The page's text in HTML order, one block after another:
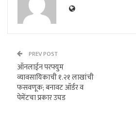
PREV POST
ऑनलाईन परफ्युम
व्यावसायिकाची १.२१ लाखांची
फसवणूक; बनावट ऑर्डर व
पेमेंटचा प्रकार उघड